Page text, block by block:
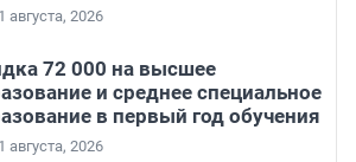
августа, 2026
72 000 на высшее
и среднее специальное
в первый год обучения
августа, 2026